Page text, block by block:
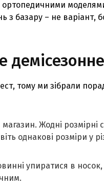
ортопедичними
з базару – не варіант,
тому ми зібрали
Жодні розмірні
однакові розміри у
упиратися в